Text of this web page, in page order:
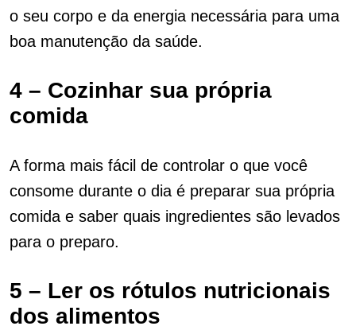
o seu corpo e da energia necessária para uma
boa manutenção da saúde.
4 – Cozinhar sua própria
comida
A forma mais fácil de controlar o que você
consome durante o dia é preparar sua própria
comida e saber quais ingredientes são levados
para o preparo.
5 – Ler os rótulos nutricionais
dos alimentos